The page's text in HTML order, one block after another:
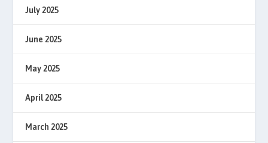
July 2025
June 2025
May 2025
April 2025
March 2025